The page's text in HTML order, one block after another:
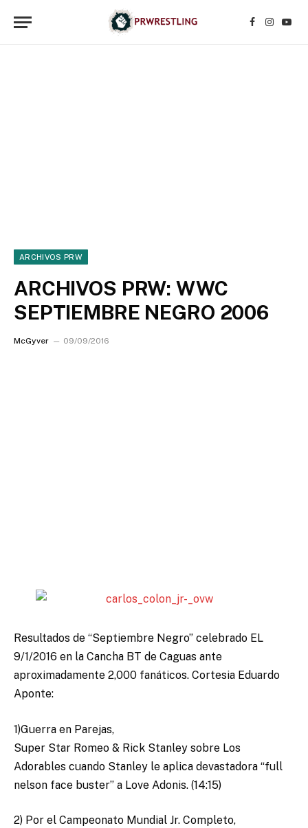
Facebook
ARCHIVOS PRW
ARCHIVOS PRW: WWC
SEPTIEMBRE NEGRO 2006
McGyver 09/09/2016
Resultados de “Septiembre Negro” celebrado EL
9/1/2016 en la Cancha BT de Caguas ante
aproximadamente 2,000 fanáticos. Cortesia Eduardo
Aponte:
1)Guerra en Parejas,
Super Star Romeo & Rick Stanley sobre Los
Adorables cuando Stanley le aplica devastadora “full
nelson face buster” a Love Adonis. (14:15)
2) Por el Campeonato Mundial Jr. Completo,